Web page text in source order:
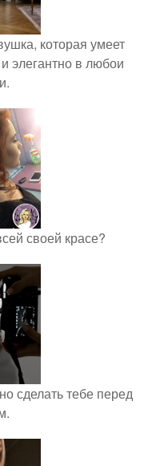
которая умеет
элегантно в любои
своей красе?
сделать тебе перед